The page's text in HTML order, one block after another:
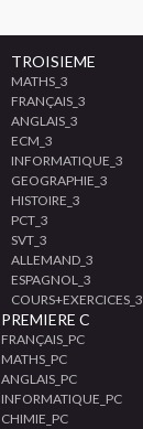
TROISIEME
MATHS_3
FRANÇAIS_3
ANGLAIS_3
ECM_3
INFORMATIQUE_3
GEOGRAPHIE_3
HISTOIRE_3
PCT_3
SVT_3
ALLEMAND_3
ESPAGNOL_3
COURS+EXERCICES_3
PREMIERE C
FRANÇAIS_PC
MATHS_PC
ANGLAIS_PC
INFORMATIQUE_PC
CHIMIE_PC